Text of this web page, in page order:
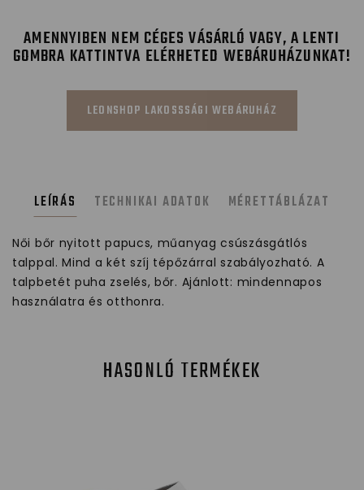
AMENNYIBEN NEM CÉGES VÁSÁRLÓ VAGY, A LENTI
GOMBRA KATTINTVA ELÉRHETED WEBÁRUHÁZUNKAT!
LEONSHOP LAKOSSSÁGI WEBÁRUHÁZ
LEÍRÁS TECHNIKAI ADATOK MÉRETTÁBLÁZAT
Női bőr nyitott papucs, műanyag csúszásgátlós
talppal. Mind a két szíj tépőzárral szabályozható. A
talpbetét puha zselés, bőr. Ajánlott: mindennapos
használatra és otthonra.
HASONLÓ TERMÉKEK